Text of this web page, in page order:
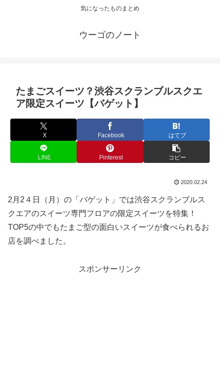
気になったものまとめ
ウーゴのノート
たまごスイーツ？渋谷スクランブルスクエ
ア限定スイーツ【バゲット】
X Facebook はてブ
LINE Pinterest コピー
2020.02.24
2月2４日（月）の「バゲット」では渋谷スクランブルス
クエアのスイーツ専門フロアの限定スイーツを特集！
TOP5の中でもたまご型の面白いスイーツが食べられるお
店を調べました。
スポンサーリンク